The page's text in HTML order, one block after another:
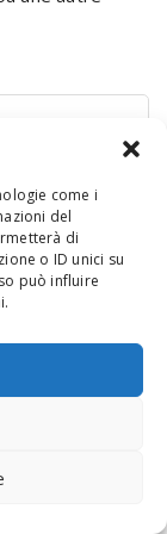
come i
del
di
o ID unici su
può influire
daInteractive